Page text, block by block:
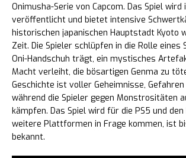
Onimusha-Serie von Capcom. Das Spiel
veröffentlicht und bietet intensive
historischen japanischen Hauptstadt Kyoto
Zeit. Die Spieler schlüpfen in die Rolle eines
Oni-Handschuh trägt, ein mystisches
Macht verleiht, die bösartigen Genma zu
Geschichte ist voller Geheimnisse,
während die Spieler gegen Monstrositäten
kämpfen. Das Spiel wird für die PS5 und
weitere Plattformen in Frage kommen, ist
bekannt.